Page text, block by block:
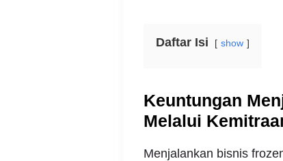
Daftar Isi show
Keuntungan
Melalui
Menjalankan bisnis